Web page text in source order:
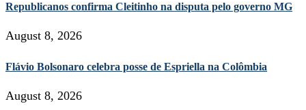
Republicanos confirma Cleitinho na disputa pelo governo MG
August 8, 2026
Flávio Bolsonaro celebra posse de Espriella na Colômbia
August 8, 2026